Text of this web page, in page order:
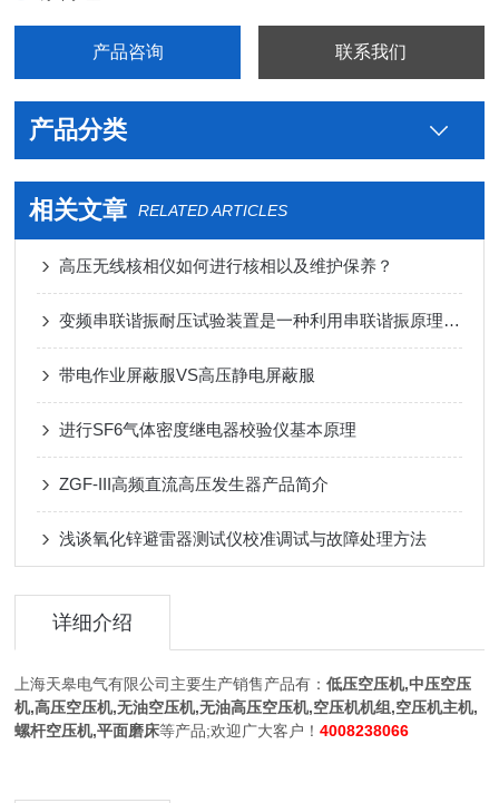
产品咨询 联系我们
产品分类
相关文章 RELATED ARTICLES
高压无线核相仪如何进行核相以及维护保养？
变频串联谐振耐压试验装置是一种利用串联谐振原理进行高电压、大电流试验的设备
带电作业屏蔽服VS高压静电屏蔽服
进行SF6气体密度继电器校验仪基本原理
ZGF-III高频直流高压发生器产品简介
浅谈氧化锌避雷器测试仪校准调试与故障处理方法
详细介绍
上海天皋电气有限公司主要生产销售产品有：低压空压机,中压空压
机,高压空压机,无油空压机,无油高压空压机,空压机机组,空压机主机,
螺杆空压机,平面磨床等产品;欢迎广大客户！4008238066